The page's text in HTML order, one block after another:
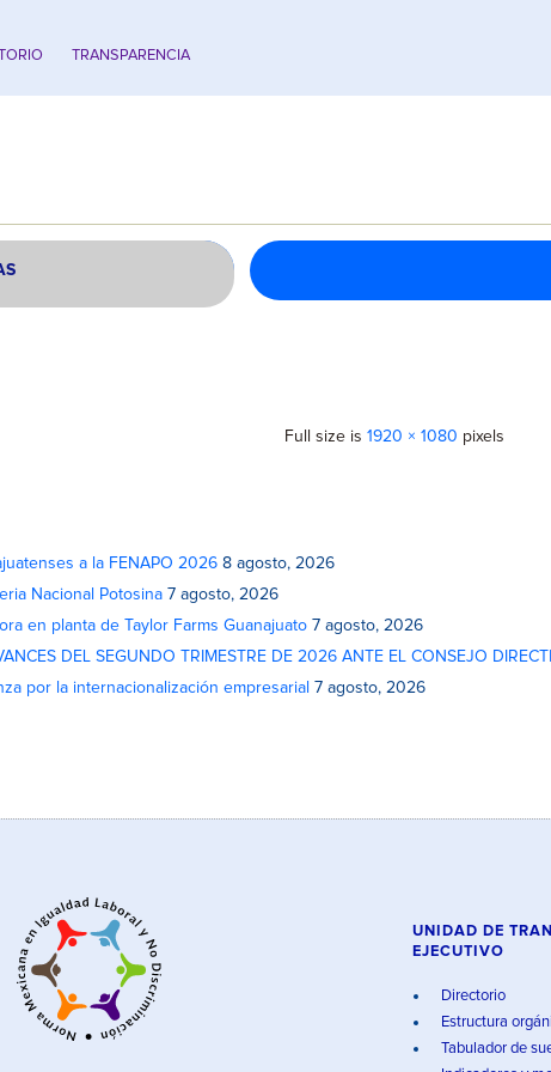
TRANSPARENCIA
Full size is 1920 × 1080 pixels
a la FENAPO 2026 8 agosto, 2026
Nacional Potosina 7 agosto, 2026
en planta de Taylor Farms Guanajuato 7 agosto, 2026
DEL SEGUNDO TRIMESTRE DE 2026 ANTE EL CONSEJO
por la internacionalización empresarial 7 agosto, 2026
UNIDAD DE
EJECUTIVO
Directorio
Estructura
Tabulador de